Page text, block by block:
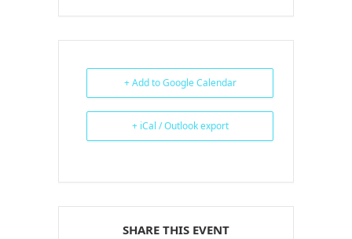
+ Add to Google Calendar
+ iCal / Outlook export
SHARE THIS EVENT